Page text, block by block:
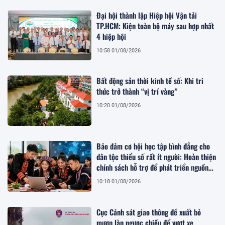
Đại hội thành lập Hiệp hội Vận tải
TP.HCM: Kiện toàn bộ máy sau hợp nhất
4 hiệp hội
10:58 01/08/2026
Bất động sản thời kinh tế số: Khi tri
thức trở thành “vị trí vàng”
10:20 01/08/2026
Bảo đảm cơ hội học tập bình đẳng cho
dân tộc thiểu số rất ít người: Hoàn thiện
chính sách hỗ trợ để phát triển nguồn
nhân lực bền vững
10:18 01/08/2026
Cục Cảnh sát giao thông đề xuất bỏ
mượn làn ngược chiều để vượt xe